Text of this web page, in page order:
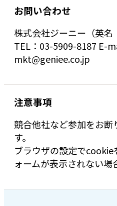
お問い合わせ
株式会社ジーニー（英名
TEL：03-5909-8187 E-
mkt@geniee.co.jp
注意事項
競合他社など参加をお断
す。
ブラウザの設定でcookie
ォームが表示されない場